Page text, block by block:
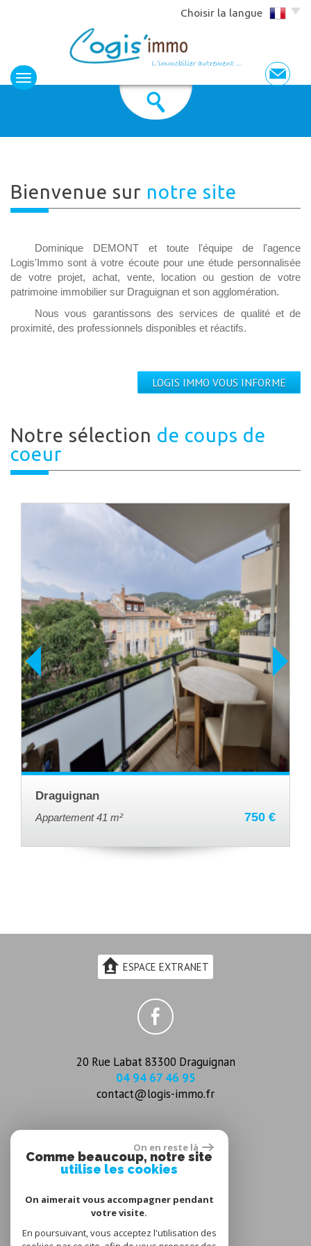
Choisir la langue
Bienvenue sur notre site
Dominique DEMONT et toute l'équipe de l'agence
Logis'Immo sont à votre écoute pour une étude personnalisée
de votre projet, achat, vente, location ou gestion de votre
patrimoine immobilier sur Draguignan et son agglomération.
Nous vous garantissons des services de qualité et de
proximité, des professionnels disponibles et réactifs.
LOGIS IMMO VOUS INFORME
Notre sélection de coups de
coeur
Draguignan
Appartement 41 m² 750 €
ESPACE EXTRANET
20 Rue Labat 83300 Draguignan
04 94 67 46 95
contact@logis-immo.fr
On en reste là
Comme beaucoup, notre site
utilise les cookies
On aimerait vous accompagner pendant
votre visite.
En poursuivant, vous acceptez l'utilisation des